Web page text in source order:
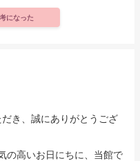
になった
き、誠にありがとうござ
の高いお日にちに、当館で